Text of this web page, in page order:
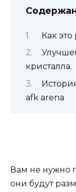
Как это
кристалла.
afk arena
Вам не нужно
они будут